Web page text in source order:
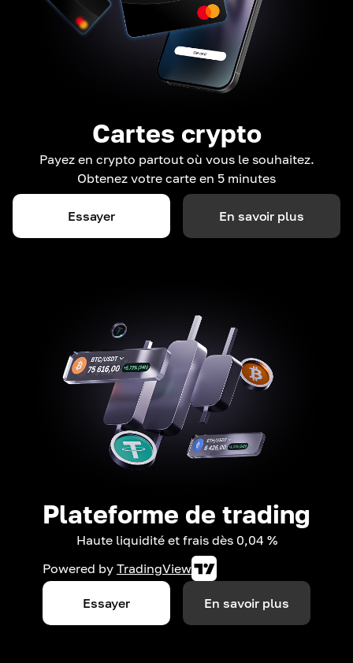
Cartes crypto
Payez en crypto partout où vous le souhaitez.
Obtenez votre carte en 5 minutes
Essayer En savoir plus
Plateforme de trading
Haute liquidité et frais dès 0,04 %
Powered by TradingView
Essayer En savoir plus